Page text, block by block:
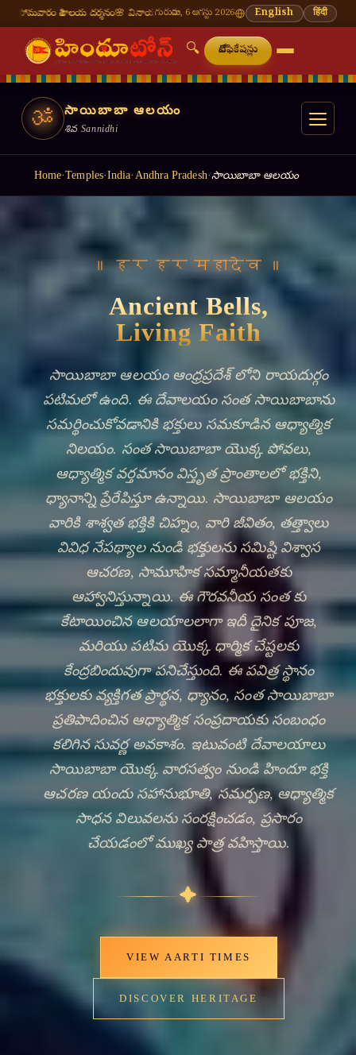
🌸 వినాయక చవితి — భాద్రపద శుద్ధ చవితి⛩ తిరుమల తిరుపతి — నేటి దర్శన సమయాలు
గురువారం, 6 ఆగస్టు 2026 English हिंदी
🔍
🔍
నోటిఫికేషన్లు
ॐ సాయిబాబా ఆలయం
శివ Sannidhi
Home·Temples·India· Andhra Pradesh·సాయిబాబా ఆలయం
॥ हर हर महादेव ॥
Ancient Bells,
Living Faith
సాయిబాబా ఆలయం ఆంధ్రప్రదేశ్ లోని రాయదుర్గం
పటిమలో ఉంది. ఈ దేవాలయం సంత సాయిబాబాను
సమర్థించుకోవడానికి భక్తులు సమకూడిన ఆధ్యాత్మిక
నిలయం. సంత సాయిబాబా యొక్క పోవలు,
ఆధ్యాత్మిక వర్తమానం విస్తృత ప్రాంతాలలో భక్తిని,
ధ్యానాన్ని ప్రేరేపిస్తూ ఉన్నాయి. సాయిబాబా ఆలయం
వారికి శాశ్వత భక్తికి చిహ్నం, వారి జీవితం, తత్త్వాలు
వివిధ నేపథ్యాల నుండి భక్తులను సమిష్టి విశ్వాస
ఆచరణ, సామూహిక సమ్మానీయతకు
ఆహ్వానిస్తున్నాయి. ఈ గౌరవనీయ సంత కు
కేటాయించిన ఆలయాలలాగా ఇదీ దైనిక పూజ,
మరియు పటిమ యొక్క ధార్మిక చేష్టలకు
కేంద్రబిందువుగా పనిచేస్తుంది. ఈ పవిత్ర స్థానం
భక్తులకు వ్యక్తిగత ప్రార్థన, ధ్యానం, సంత సాయిబాబా
ప్రతిపాదించిన ఆధ్యాత్మిక సంప్రదాయకు సంబంధం
కలిగిన సువర్ణ అవకాశం. ఇటువంటి దేవాలయాలు
సాయిబాబా యొక్క వారసత్వం నుండి హిందూ భక్తి
ఆచరణ యందు సహానుభూతి, సమర్పణ, ఆధ్యాత్మిక
సాధన విలువలను సంరక్షించడం, ప్రసారం
చేయడంలో ముఖ్య పాత్ర వహిస్తాయి.
✦
VIEW AARTI TIMES
DISCOVER HERITAGE